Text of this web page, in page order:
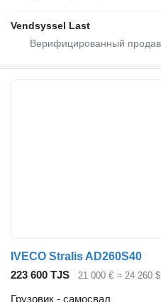
Vendsyssel Last
IVECO Stralis AD260S40
223 600 TJS
21 000 € ≈ 24 260 $
Грузовик - самосвал